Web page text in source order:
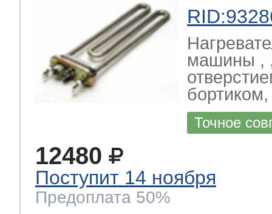
машины ,
Точное
12480
Поступит 14 ноября
Предоплата 50%